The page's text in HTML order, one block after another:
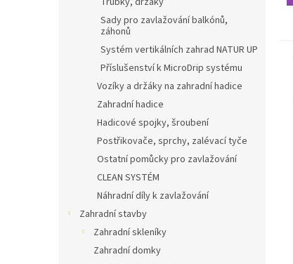
Sady pro zavlažování balkónů,
záhonů
Systém vertikálních zahrad NATUR UP
Příslušenství k MicroDrip systému
Vozíky a držáky na zahradní hadice
Zahradní hadice
Hadicové spojky, šroubení
Postřikovače, sprchy, zalévací tyče
Ostatní pomůcky pro zavlažování
CLEAN SYSTÉM
Náhradní díly k zavlažování
Zahradní stavby
Zahradní skleníky
Zahradní domky